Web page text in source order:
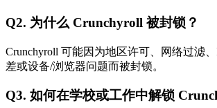
Q2. 为什么 Crunchyroll 被封锁？
Crunchyroll 可能因为地区许可、网络过滤
差或设备/浏览器问题而被封锁。
Q3. 如何在学校或工作中解锁